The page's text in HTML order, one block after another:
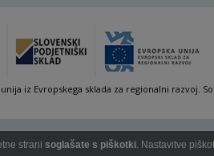
iz Evropskega sklada za regionalni razvoj.
strani soglašate s piškotki. Nastavitve